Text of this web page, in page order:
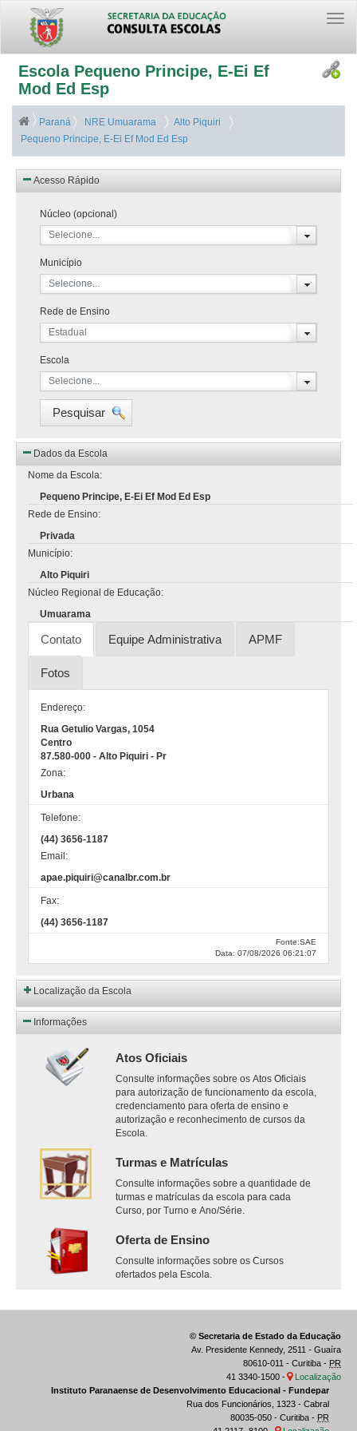
Escola Pequeno Principe, E-Ei Ef
Mod Ed Esp
Paraná NRE Umuarama
Alto Piquiri
Pequeno Principe, E-Ei Ef Mod Ed Esp
Acesso Rápido
Núcleo (opcional)
Selecione...
Município
Selecione...
Rede de Ensino
Estadual
Escola
Selecione...
Pesquisar
Dados da Escola
Nome da Escola:
Pequeno Principe, E-Ei Ef Mod Ed Esp
Rede de Ensino:
Privada
Município:
Alto Piquiri
Núcleo Regional de Educação:
Umuarama
Contato Equipe Administrativa APMF
Fotos
Endereço:
Rua Getulio Vargas, 1054
Centro
87.580-000 - Alto Piquiri - Pr
Zona:
Urbana
Telefone:
(44) 3656-1187
Email:
apae.piquiri@canalbr.com.br
Fax:
(44) 3656-1187
Fonte:SAE
Data: 07/08/2026 06:21:07
Localização da Escola
Informações
Atos Oficiais
Consulte informações sobre os Atos Oficiais
para autorização de funcionamento da escola,
credenciamento para oferta de ensino e
autorização e reconhecimento de cursos da
Escola.
Turmas e Matrículas
Consulte informações sobre a quantidade de
turmas e matrículas da escola para cada
Curso, por Turno e Ano/Série.
Oferta de Ensino
Consulte informações sobre os Cursos
ofertados pela Escola.
© Secretaria de Estado da Educação
Av. Presidente Kennedy, 2511 - Guaíra
80610-011 - Curitiba - PR
41 3340-1500 -
Localização
Instituto Paranaense de Desenvolvimento Educacional - Fundepar
Rua dos Funcionários, 1323 - Cabral
80035-050 - Curitiba - PR